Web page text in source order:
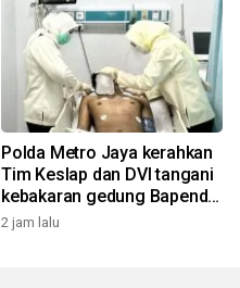
Polda Metro Jaya kerahkan
Tim Keslap dan DVI tangani
kebakaran gedung Bapenda
DKI
2 jam lalu